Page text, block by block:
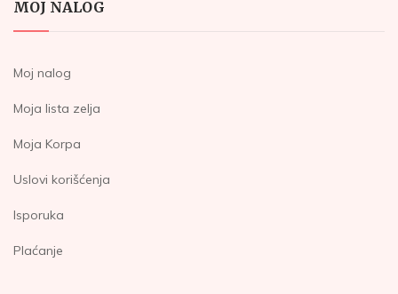
MOJ NALOG
Moj nalog
Moja lista zelja
Moja Korpa
Uslovi korišćenja
Isporuka
Plaćanje